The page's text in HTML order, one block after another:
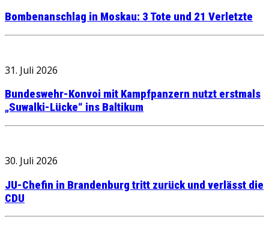
Bombenanschlag in Moskau: 3 Tote und 21 Verletzte
31. Juli 2026
Bundeswehr-Konvoi mit Kampfpanzern nutzt erstmals
„Suwalki-Lücke“ ins Baltikum
30. Juli 2026
JU-Chefin in Brandenburg tritt zurück und verlässt die
CDU